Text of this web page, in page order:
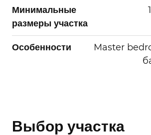
Минимальные
размеры участка
Особенности
Master
Выбор участка
информации установленных